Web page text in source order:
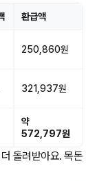
환급액
250,860원
321,937원
약
572,797원
돌려받아요. 목돈